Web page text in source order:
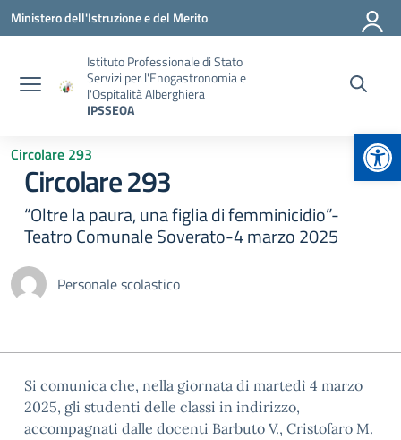
Vai ai contenuti
Vai al menu di navigazione
Vai al footer
Ministero dell'Istruzione e del Merito
Istituto Professionale di Stato
Servizi per l'Enogastronomia e
l'Ospitalità Alberghiera
IPSSEOA
Circolare 293
Circolare 293
“Oltre la paura, una figlia di femminicidio”-
Teatro Comunale Soverato-4 marzo 2025
Personale scolastico
Si comunica che, nella giornata di martedì 4 marzo
2025, gli studenti delle classi in indirizzo,
accompagnati dalle docenti Barbuto V., Cristofaro M.